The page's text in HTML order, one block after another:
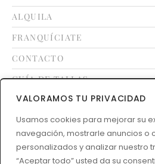
VALORAMOS TU PRIVACIDAD
Usamos cookies para mejorar su
navegación, mostrarle anuncios o
personalizados y analizar nuestro
“Aceptar todo” usted da su
ALQUILA
FRANQUÍCIATE
CONTACTO
GUÍA DE TALLAS
LEGAL
TÉRMINOS Y CONDICIONES
POLÍTICA DE DEVOLUCIONES